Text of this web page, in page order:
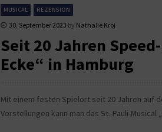
MUSICAL REZENSION
30. September 2023 by Nathalie Kroj
Seit 20 Jahren
Ecke“ in Hamburg
Mit einem festen Spielort seit 20 Jahren auf
Vorstellungen kann man das St.-Pauli-Musical